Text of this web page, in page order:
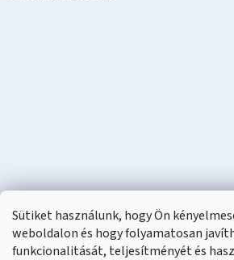
Sütiket használunk, hogy Ön
weboldalon és hogy folyamatosan
funkcionalitását, teljesítményét és